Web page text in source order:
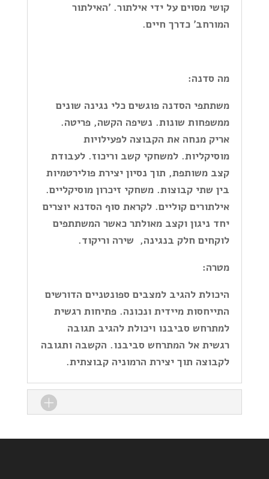
קושי מסוים על ידי אילתור. 'האילתור
המורחב' כדרך חיים.
מה סדנה:
משתתפי הסדנה פוגשים כלי נגינה שונים
ממשפחות שונות. נשיפה הקשה, פריטה.
אריק מנחה את הקבוצה לפעילויות
מוסיקליות. למשחקי קשב וריכוז. לעבודת
קצב משותפת, תוך נסיון יצירת פולירטמיות
בין שתי קבוצות. משחקי זיכרון מוסיקליים.
אילתורים קוליים. לקראת סוף הסדנא יוצרים
יחד ניגון וקצב מאולתר כאשר המשתתפים
לוקחים חלק בנגינה, שירה וריקוד.
מטרה:
היכולת להגיב למצבים ספונטניים הדורשים
התייחסות מיידית ונכונה. פתיחות רגשית
למתרחש סביבנו ויכולת להגיב תגובה
רגשית אל המתרחש סביבנו. הקשבה ותגובה
לקבוצה תוך יצירת הרמוניה קבוצתית.